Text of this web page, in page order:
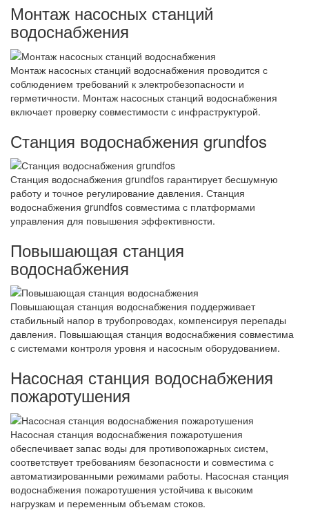
Монтаж насосных станций
водоснабжения
Монтаж насосных станций водоснабжения проводится с
соблюдением требований к электробезопасности и
герметичности. Монтаж насосных станций водоснабжения
включает проверку совместимости с инфраструктурой.
Станция водоснабжения grundfos
Станция водоснабжения grundfos гарантирует бесшумную
работу и точное регулирование давления. Станция
водоснабжения grundfos совместима с платформами
управления для повышения эффективности.
Повышающая станция
водоснабжения
Повышающая станция водоснабжения поддерживает
стабильный напор в трубопроводах, компенсируя перепады
давления. Повышающая станция водоснабжения совместима
с системами контроля уровня и насосным оборудованием.
Насосная станция водоснабжения
пожаротушения
Насосная станция водоснабжения пожаротушения
обеспечивает запас воды для противопожарных систем,
соответствует требованиям безопасности и совместима с
автоматизированными режимами работы. Насосная станция
водоснабжения пожаротушения устойчива к высоким
нагрузкам и переменным объемам стоков.